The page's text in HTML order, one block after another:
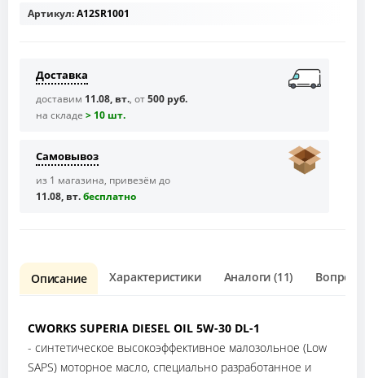
Артикул:A12SR1001
Доставка
доставим 11.08, вт., от500 руб.
на складе > 10 шт.
Самовывоз
из 1 магазина, привезём до
11.08, вт.бесплaтно
Описание Характеристики Аналоги (11) Вопрос
CWORKS SUPERIA DIESEL OIL 5W-30 DL-1
- синтетическое высокоэффективное малозольное (Low
SAPS) моторное масло, специально разработанное и